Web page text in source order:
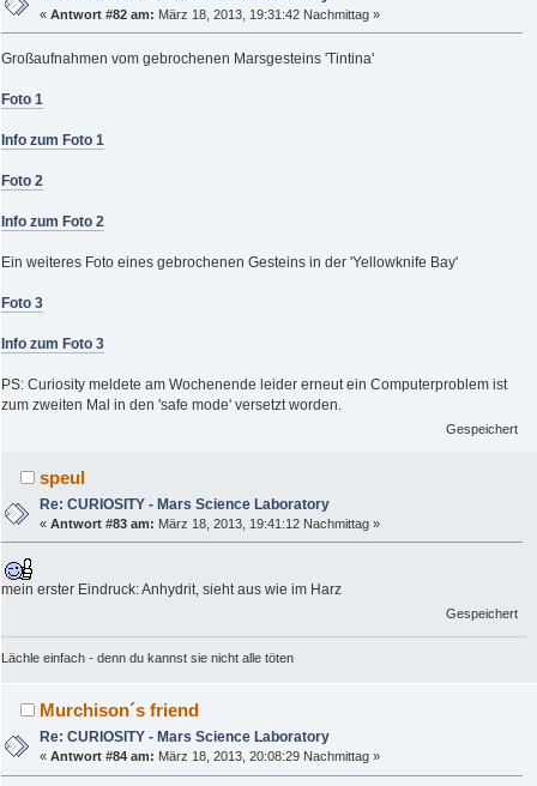
«Antwort #82 am: März 18, 2013, 19:31:42 Nachmittag »
Großaufnahmen vom gebrochenen Marsgesteins 'Tintina'
Foto 1
Info zum Foto 1
Foto 2
Info zum Foto 2
Ein weiteres Foto eines gebrochenen Gesteins in der 'Yellowknife Bay'
Foto 3
Info zum Foto 3
PS: Curiosity meldete am Wochenende leider erneut ein Computerproblem ist
zum zweiten Mal in den 'safe mode' versetzt worden.
Gespeichert
speul
Re: CURIOSITY - Mars Science Laboratory
«Antwort #83 am: März 18, 2013, 19:41:12 Nachmittag »
mein erster Eindruck: Anhydrit, sieht aus wie im Harz
Gespeichert
Lächle einfach - denn du kannst sie nicht alle töten
Murchison´s friend
Re: CURIOSITY - Mars Science Laboratory
«Antwort #84 am: März 18, 2013, 20:08:29 Nachmittag »